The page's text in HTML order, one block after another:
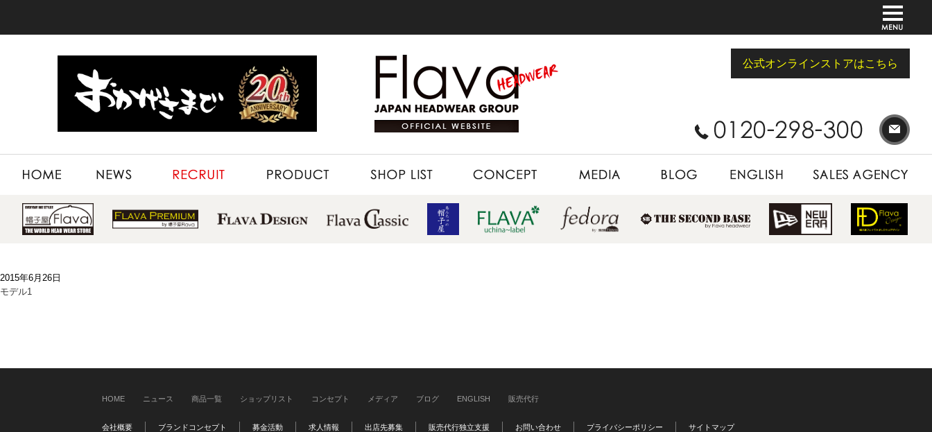
公式オンラインストアはこちら
2015年6月26日
モデル1
HOME ニュース 商品一覧 ショップリスト コンセプト メディア ブログ ENGLISH 販売代行
会社概要 ブランドコンセプト 募金活動 求人情報 出店先募集 販売代行独立支援 お問い合わせ プライバシーポリシー サイトマップ